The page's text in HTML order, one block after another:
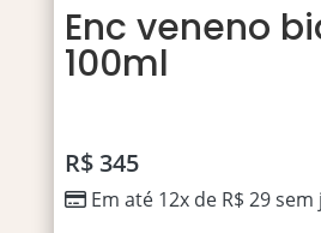
Enc veneno
100ml
R$345
Em até 12x de R$ 29sem